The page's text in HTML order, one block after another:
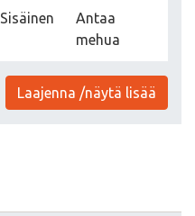
Sisäinen
Antaa
mehua
Laajenna /näytä lisää